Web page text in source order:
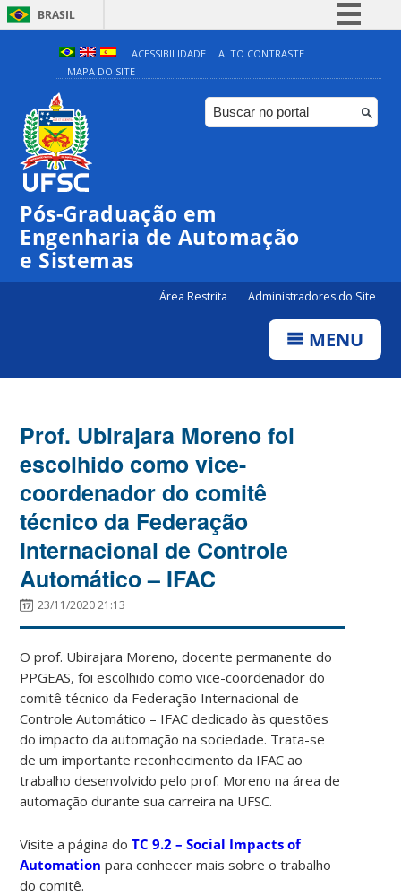
BRASIL
Simplifique!
Comunica BR
Participe
ACESSIBILIDADE
ALTO CONTRASTE
MAPA DO SITE
Pós-Graduação em
Engenharia de Automação
e Sistemas
Área Restrita Administradores do Site
MENU
Prof. Ubirajara Moreno foi
escolhido como vice-
coordenador do comitê
técnico da Federação
Internacional de Controle
Automático – IFAC
23/11/2020 21:13
O prof. Ubirajara Moreno, docente permanente do
PPGEAS, foi escolhido como vice-coordenador do
comitê técnico da Federação Internacional de
Controle Automático – IFAC dedicado às questões
do impacto da automação na sociedade. Trata-se
de um importante reconhecimento da IFAC ao
trabalho desenvolvido pelo prof. Moreno na área de
automação durante sua carreira na UFSC.
Visite a página doTC 9.2 – Social Impacts of
Automation para conhecer mais sobre o trabalho
do comitê.